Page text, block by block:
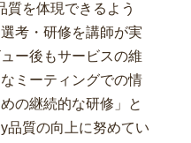
質を体現できるよう
考・研修を講師が実
ー後もサービスの維
ミーティングでの情
の継続的な研修」と
品質の向上に努めてい